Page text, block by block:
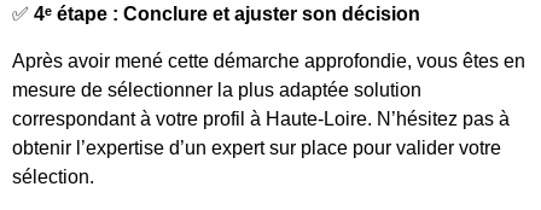
✅ 4ᵉ étape : Conclure et ajuster son décision
Après avoir mené cette démarche approfondie, vous êtes en
mesure de sélectionner la plus adaptée solution
correspondant à votre profil à Haute-Loire. N’hésitez pas à
obtenir l’expertise d’un expert sur place pour valider votre
sélection.